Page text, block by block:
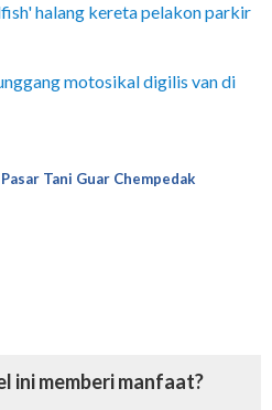
halang kereta pelakon parkir
motosikal digilis van di
Pasar Tani Guar Chempedak
ini memberi manfaat?